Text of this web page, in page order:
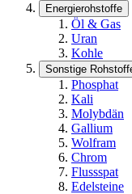
Energierohstoffe
Öl & Gas
Uran
Kohle
Sonstige
Phosphat
Kali
Molybdän
Gallium
Wolfram
Chrom
Flussspat
Edelsteine